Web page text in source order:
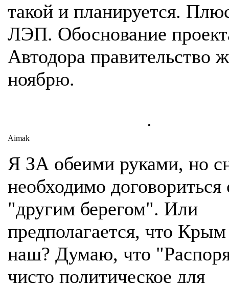
такой и планируется.
ЛЭП. Обоснование
Автодора правительство
ноябрю.
.
Aimak
Я ЗА обеими руками, но
необходимо договориться
"другим берегом". Или
предполагается, что
наш? Думаю, что
чисто политическое для